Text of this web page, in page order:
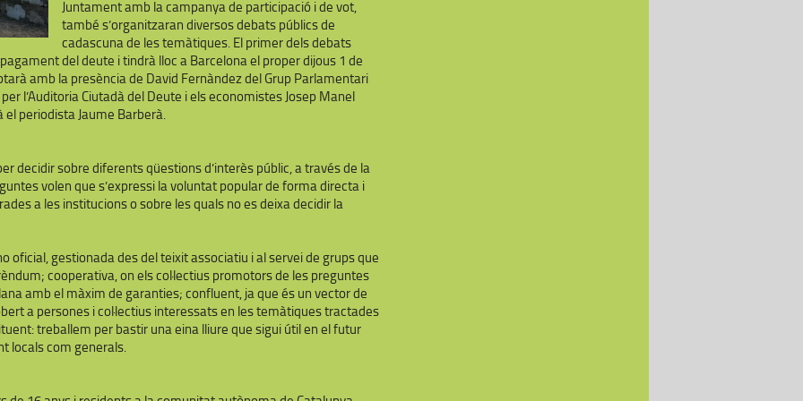
Juntament amb la campanya de participació i de vot,
també s’organitzaran diversos debats públics de
cadascuna de les temàtiques. El primer dels debats
del deute i tindrà lloc a Barcelona el proper dijous 1 de
amb la presència de David Fernàndez del Grup Parlamentari
l’Auditoria Ciutadà del Deute i els economistes Josep Manel
periodista Jaume Barberà.
decidir sobre diferents qüestions d’interès públic, a través de la
volen que s’expressi la voluntat popular de forma directa i
a les institucions o sobre les quals no es deixa decidir la
oficial, gestionada des del teixit associatiu i al servei de grups que
cooperativa, on els col·lectius promotors de les preguntes
amb el màxim de garanties; confluent, ja que és un vector de
a persones i col·lectius interessats en les temàtiques tractades
treballem per bastir una eina lliure que sigui útil en el futur
locals com generals.